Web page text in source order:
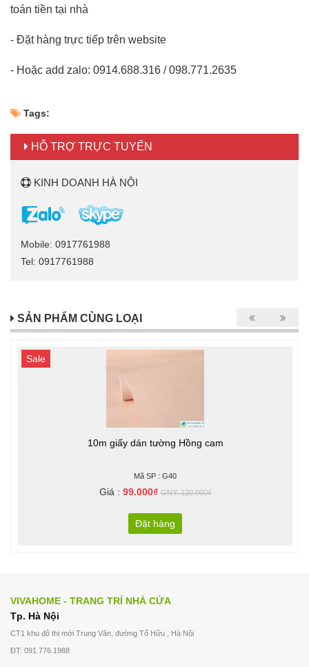
toán tiền tại nhà
- Đặt hàng trực tiếp trên website
- Hoặc add zalo: 0914.688.316 / 098.771.2635
Tags:
HỖ TRỢ TRỰC TUYẾN
KINH DOANH HÀ NỘI
Mobile: 0917761988
Tel: 0917761988
SẢN PHẨM CÙNG LOẠI
Sale
10m giấy dán tường Hồng cam
Mã SP : G40
Giá : 99.000₫GNY: 120.000₫
Đặt hàng
VIVAHOME - TRANG TRÍ NHÀ CỬA
Tp. Hà Nội
CT1 khu đô thị mới Trung Văn, đường Tố Hữu , Hà Nội
ĐT: 091.776.1988